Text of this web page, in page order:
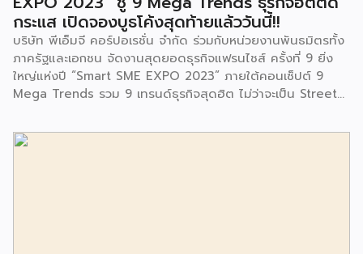
ร่วมเป็นเกียรติในพิธีดังกล่าว โครงการกำจัดมูลฝอยด้วยวิธีการ
เผาไหม้ฯ ยังมีกิจกรรมเพื่อสังคมหรือ CSR อื่นๆ อีกมากมาย กับ
ชุมชนรอบๆ พื้นที่โครงการอย่างต่อเนื่อง อาทิ การลงพื้นที่
ประชาสัมพันธ์ […]
กระแส เปิดจองบูธโค้งสุดท้ายแล้ววันนี้!!
บริษัท พีเอ็มจี คอร์ปอเรชั่น จำกัด ร่วมกับหน่วยงานพันธมิตรทั้ง
ภาครัฐและเอกชน จัดงานสุดยอดธุรกิจแฟรนไชส์ ครั้งที่ 9 ยิ่ง
ใหญ่แห่งปี “Smart SME EXPO 2023” ภายใต้คอนเซ็ปต์ 9
Mega Trends รวม 9 เทรนด์ธุรกิจสุดฮิต ไม่ว่าจะเป็น Street
Trends, Coffee & Beverage Trends, Education Trends,
Health & Wellness Trends, E-Commerce Trends,